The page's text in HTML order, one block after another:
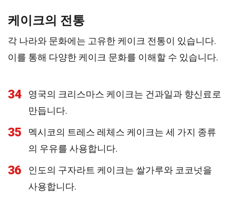
케이크의 전통
각 나라와 문화에는 고유한 케이크 전통이 있습니다.
이를 통해 다양한 케이크 문화를 이해할 수 있습니다.
34
영국의 크리스마스 케이크는 건과일과 향신료로
만듭니다.
35
멕시코의 트레스 레체스 케이크는 세 가지 종류
의 우유를 사용합니다.
36
인도의 구자라트 케이크는 쌀가루와 코코넛을
사용합니다.